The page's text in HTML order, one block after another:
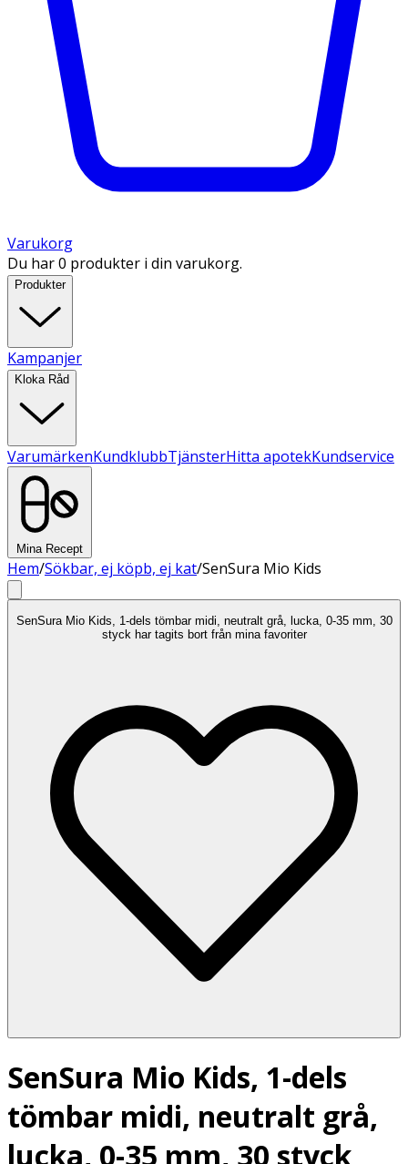
Varukorg
Du har 0 produkter i din varukorg.
Produkter
Kampanjer
Kloka Råd
VarumärkenKundklubbTjänsterHitta apotekKundservice
Mina Recept
Hem/Sökbar, ej köpb, ej kat/SenSura Mio Kids
SenSura Mio Kids, 1-dels tömbar midi, neutralt grå, lucka, 0-35 mm, 30
styck har tagits bort från mina favoriter
SenSura Mio Kids, 1-dels
tömbar midi, neutralt grå,
lucka, 0-35 mm, 30 styck